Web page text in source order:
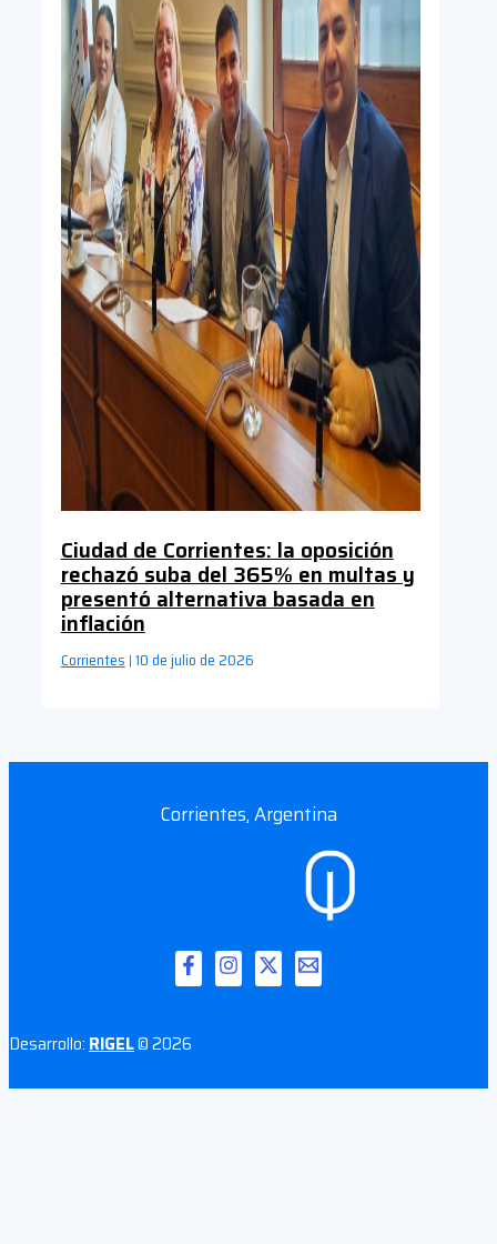
Ciudad de Corrientes: la oposición
rechazó suba del 365% en multas y
presentó alternativa basada en
inflación
Corrientes | 10 de julio de 2026
Corrientes, Argentina
Desarrollo: RIGEL© 2026